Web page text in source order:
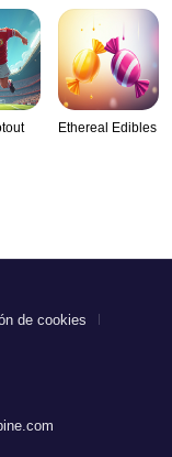
Ethereal Edibles
de cookies